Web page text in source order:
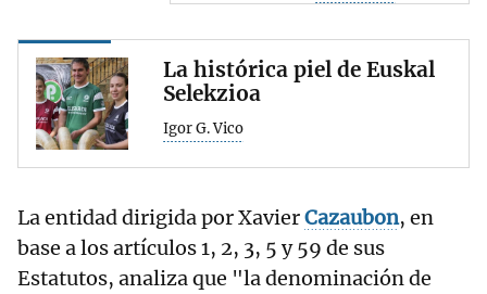
La histórica piel de Euskal
Selekzioa
Igor G. Vico
La entidad dirigida por XavierCazaubon, en
base a los artículos 1, 2, 3, 5 y 59 de sus
Estatutos, analiza que "la denominación de